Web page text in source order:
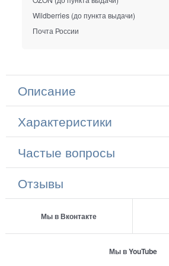
Wildberries (до пункта выдачи)
Почта России
Описание
Характеристики
Частые вопросы
Отзывы
Мы в Вконтакте
Мы в YouTube